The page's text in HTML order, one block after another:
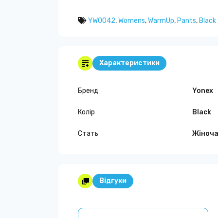
YW0042,Womens,WarmUp, Pants, Black
Характеристики
Бренд Yonex
Колір Black
Стать Жіноча
Відгуки